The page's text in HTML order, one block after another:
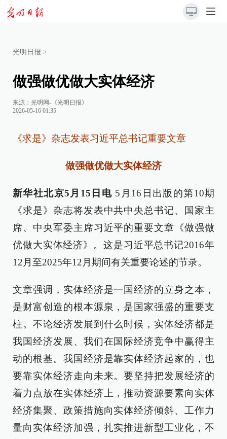
光明日报 >
做强做优做大实体经济
来源： 光明网-《光明日报》
2026-05-16 01:35
《求是》杂志发表习近平总书记重要文章
做强做优做大实体经济
新华社北京5月15日电 5月16日出版的第10期
《求是》杂志将发表中共中央总书记、国家主
席、中央军委主席习近平的重要文章《做强做
优做大实体经济》。这是习近平总书记2016年
12月至2025年12月期间有关重要论述的节录。
文章强调，实体经济是一国经济的立身之本，
是财富创造的根本源泉，是国家强盛的重要支
柱。不论经济发展到什么时候，实体经济都是
我国经济发展、我们在国际经济竞争中赢得主
动的根基。我国经济是靠实体经济起家的，也
要靠实体经济走向未来。要坚持把发展经济的
着力点放在实体经济上，推动资源要素向实体
经济集聚、政策措施向实体经济倾斜、工作力
量向实体经济加强，扎实推进新型工业化，不